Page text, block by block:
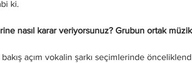
ki.
nasıl karar veriyorsunuz? Grubun ortak
açım vokalin şarkı seçimlerinde